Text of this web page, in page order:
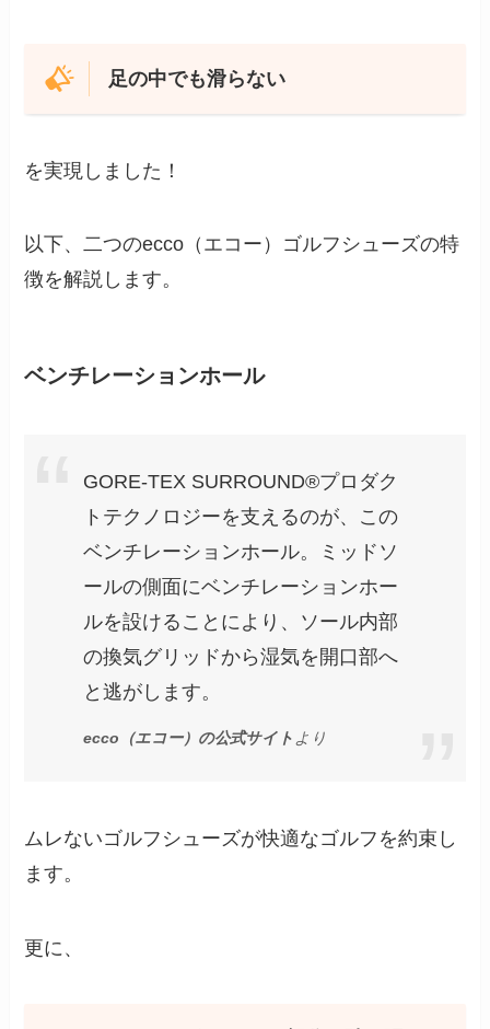
足の中でも滑らない
を実現しました！
以下、二つのecco（エコー）ゴルフシューズの特
徴を解説します。
ベンチレーションホール
GORE-TEX SURROUND®プロダク
トテクノロジーを支えるのが、この
ベンチレーションホール。ミッドソ
ールの側面にベンチレーションホー
ルを設けることにより、ソール内部
の換気グリッドから湿気を開口部へ
と逃がします。
ecco（エコー）の公式サイト より
ムレないゴルフシューズが快適なゴルフを約束し
ます。
更に、